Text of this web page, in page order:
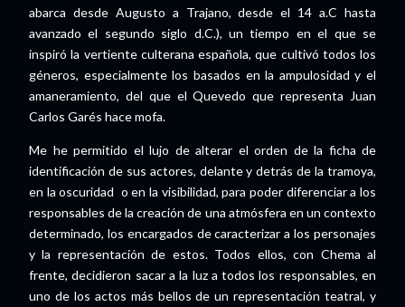
abarca desde Augusto a Trajano, desde el 14 a.C hasta
avanzado el segundo siglo d.C.), un tiempo en el que se
inspiró la vertiente culterana española, que cultivó todos los
géneros, especialmente los basados en la ampulosidad y el
amaneramiento, del que el Quevedo que representa Juan
Carlos Garés hace mofa.
Me he permitido el lujo de alterar el orden de la ficha de
identificación de sus actores, delante y detrás de la tramoya,
en la oscuridad o en la visibilidad, para poder diferenciar a los
responsables de la creación de una atmósfera en un contexto
determinado, los encargados de caracterizar a los personajes
y la representación de estos. Todos ellos, con Chema al
frente, decidieron sacar a la luz a todos los responsables, en
uno de los actos más bellos de un representación teatral, y